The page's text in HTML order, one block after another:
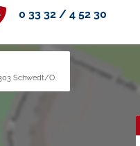
0 33 32 / 4 52 30
Schwedt/O.